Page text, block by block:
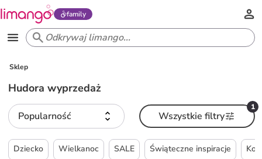
family
Sklep
Hudora wyprzedaż
Popularność
1
Wszystkie filtry
Dziecko Wielkanoc SALE Świąteczne inspiracje